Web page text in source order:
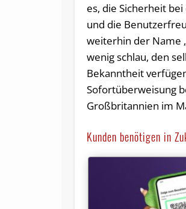
es, die Sicherheit
und die
weiterhin der Name
wenig schlau, den
Bekanntheit
Sofortüberweisung
Großbritannien im
Kunden benötigen in